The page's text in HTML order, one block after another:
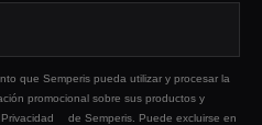
que Semperis pueda utilizar y procesar la
promocional sobre sus productos y
de Semperis. Puede excluirse en